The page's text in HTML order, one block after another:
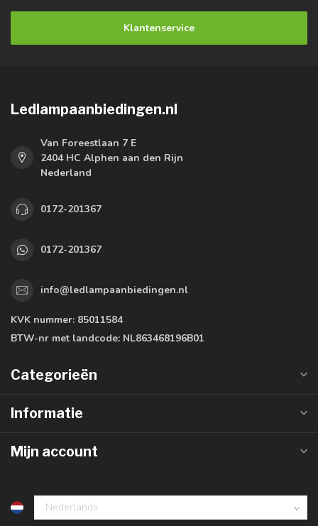
Klantenservice
Ledlampaanbiedingen.nl
Van Foreestlaan 7 E
2404 HC Alphen aan den Rijn
Nederland
0172-201367
0172-201367
info@ledlampaanbiedingen.nl
KVK nummer: 85011584
BTW-nr met landcode: NL863468196B01
Categorieën
Informatie
Mijn account